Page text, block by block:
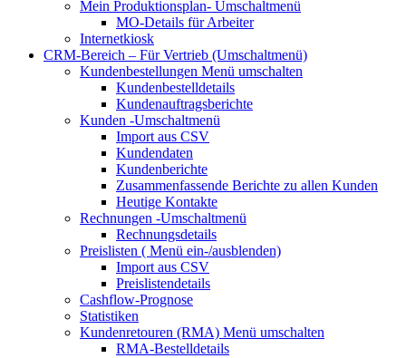
Mein Produktionsplan- Umschaltmenü
MO-Details für Arbeiter
Internetkiosk
CRM-Bereich – Für Vertrieb (Umschaltmenü)
Kundenbestellungen Menü umschalten
Kundenbestelldetails
Kundenauftragsberichte
Kunden -Umschaltmenü
Import aus CSV
Kundendaten
Kundenberichte
Zusammenfassende Berichte zu allen Kunden
Heutige Kontakte
Rechnungen -Umschaltmenü
Rechnungsdetails
Preislisten ( Menü ein-/ausblenden)
Import aus CSV
Preislistendetails
Cashflow-Prognose
Statistiken
Kundenretouren (RMA) Menü umschalten
RMA-Bestelldetails